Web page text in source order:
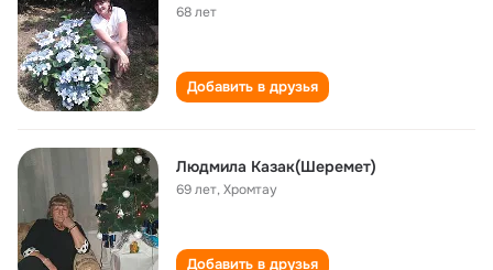
68 лет
Добавить в друзья
Людмила Казак(Шеремет)
69 лет,Хромтау
Добавить в друзья